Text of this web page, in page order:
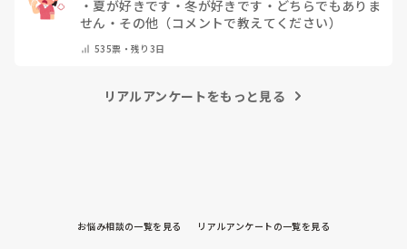
・ 夏が好きです ・冬が好きです ・ どちらでもありま
せん ・ その他（コメントで教えてください）
535票・残り3日
リアルアンケートをもっと見る
お悩み相談の一覧を見る リアルアンケートの一覧を見る